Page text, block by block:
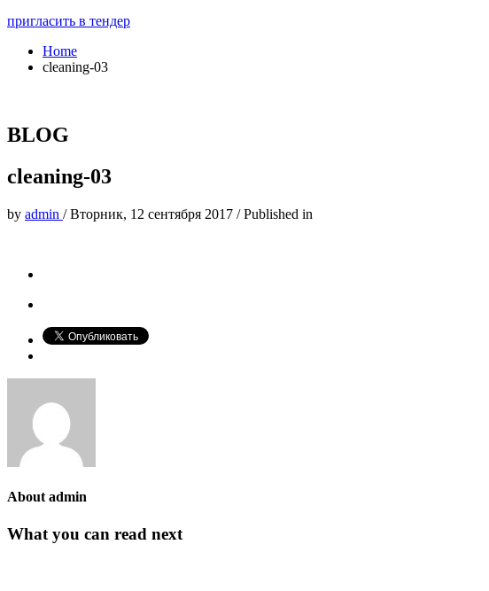
пригласить в тендер
Home
cleaning-03
BLOG
cleaning-03
by admin /Вторник, 12 сентября 2017 /Published in
Aboutadmin
What you can read next